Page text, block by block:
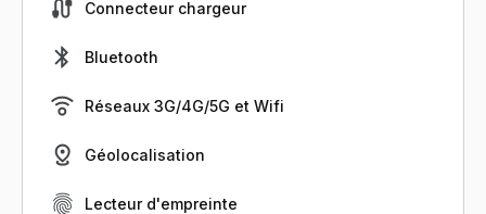
Connecteur chargeur
Bluetooth
Réseaux 3G/4G/5G et Wifi
Géolocalisation
Lecteur d'empreinte